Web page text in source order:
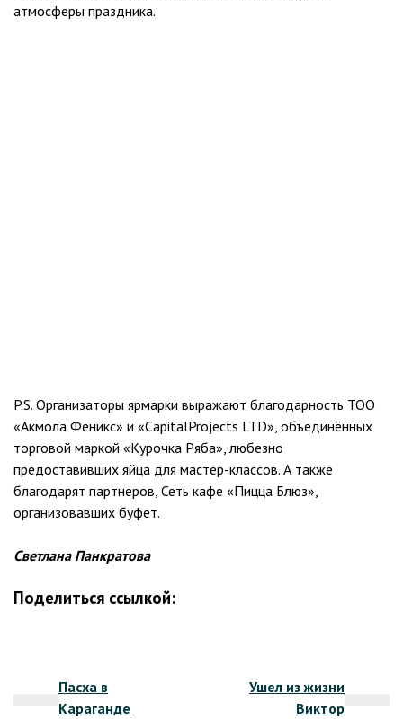
атмосферы праздника.
P.S. Организаторы ярмарки выражают благодарность ТОО
«Акмола Феникс» и «CapitalProjects LTD», объединённых
торговой маркой «Курочка Ряба», любезно
предоставивших яйца для мастер-классов. А также
благодарят партнеров, Сеть кафе «Пицца Блюз»,
организовавших буфет.
Светлана Панкратова
Поделиться ссылкой:
Пасха в
Караганде
Ушел из жизни
Виктор